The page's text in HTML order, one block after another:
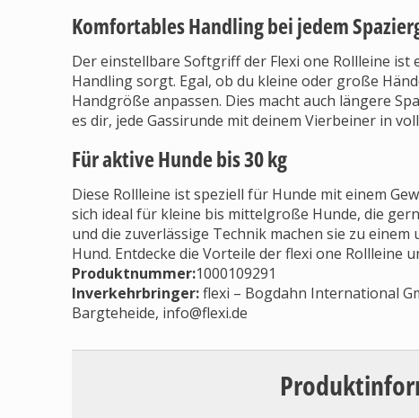
Komfortables Handling bei jedem
Der einstellbare Softgriff der Flexi one Rollleine
Handling sorgt. Egal, ob du kleine oder große
Handgröße anpassen. Dies macht auch längere
es dir, jede Gassirunde mit deinem Vierbeiner in
Für aktive Hunde bis 30 kg
Diese Rollleine ist speziell für Hunde mit einem
sich ideal für kleine bis mittelgroße Hunde, die
und die zuverlässige Technik machen sie zu
Hund. Entdecke die Vorteile der flexi one Rollleine
Produktnummer:1000109291
Inverkehrbringer:flexi – Bogdahn International
Bargteheide, info@flexi.de